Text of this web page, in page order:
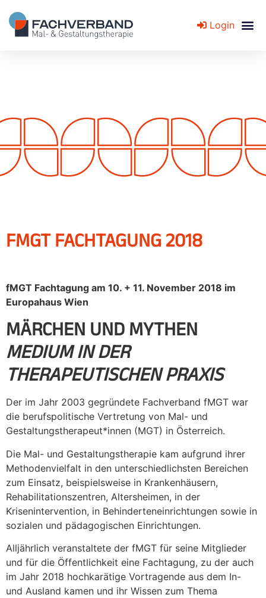
Login
FMGT FACHTAGUNG 2018
fMGT Fachtagung am 10. + 11. November 2018 im
Europahaus Wien
MÄRCHEN UND MYTHEN
MEDIUM IN DER
THERAPEUTISCHEN PRAXIS
Der im Jahr 2003 gegründete Fachverband fMGT war
die berufspolitische Vertretung von Mal- und
Gestaltungstherapeut*innen (MGT) in Österreich.
Die Mal- und Gestaltungstherapie kam aufgrund ihrer
Methodenvielfalt in den unterschiedlichsten Bereichen
zum Einsatz, beispielsweise in Krankenhäusern,
Rehabilitationszentren, Altersheimen, in der
Krisenintervention, in Behinderteneinrichtungen sowie in
sozialen und pädagogischen Einrichtungen.
Alljährlich veranstaltete der fMGT für seine Mitglieder
und für die Öffentlichkeit eine Fachtagung, zu der auch
im Jahr 2018 hochkarätige Vortragende aus dem In-
und Ausland kamen und ihr Wissen zum Thema